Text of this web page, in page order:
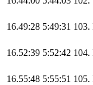
16.49:28 5:49:31 103.
16.52:39 5:52:42 104.
16.55:48 5:55:51 105.